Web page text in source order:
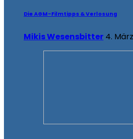
Die AGM-Filmtipps & Verlosung
Mikis Wesensbitter 4.